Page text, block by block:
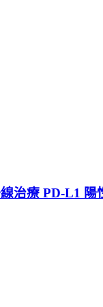
治療 PD-L1